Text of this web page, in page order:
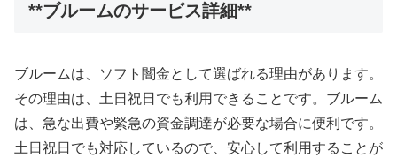
**ブルームのサービス詳細**
ブルームは、ソフト闇金として選ばれる理由があります。
その理由は、土日祝日でも利用できることです。ブルーム
は、急な出費や緊急の資金調達が必要な場合に便利です。
土日祝日でも対応しているので、安心して利用することが